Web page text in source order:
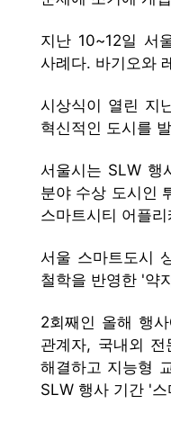
지난 10~12일 서
사례다. 바기오와
시상식이 열린 지
혁신적인 도시를
서울시는 SLW 행
분야 수상 도시인
스마트시티 어플
서울 스마트도시
철학을 반영한 '약
2회째인 올해 행
관계자, 국내외
해결하고 지능형
SLW 행사 기간 '